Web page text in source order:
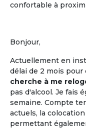
confortable à
Bonjour,
Actuellement en
délai de 2 mois
cherche à me
pas d'alcool. Je fais
semaine. Compte
actuels, la
permettant